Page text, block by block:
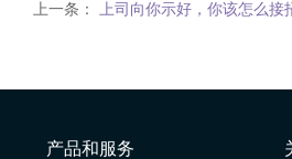
上一条： 上司向你示好，你该怎么接
产品和服务